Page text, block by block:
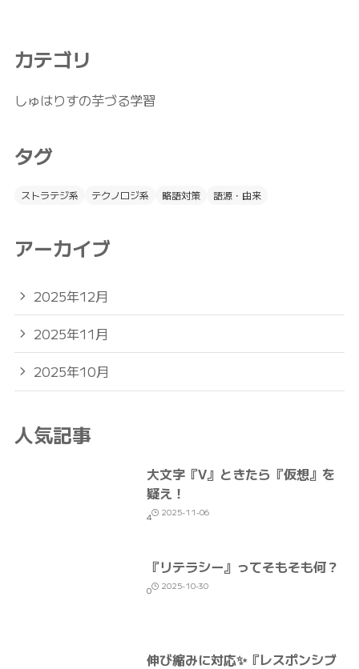
カテゴリ
しゅはりすの芋づる学習
タグ
ストラテジ系 テクノロジ系 略語対策 語源・由来
アーカイブ
2025年12月
2025年11月
2025年10月
人気記事
大文字『V』ときたら『仮想』を
疑え！
4 2025-11-06
『リテラシー』ってそもそも何？
0 2025-10-30
伸び縮みに対応✨『レスポンシブ